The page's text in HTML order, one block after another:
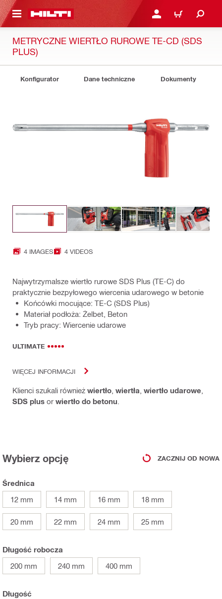
GŁÓWNEJ ZALOGUJ SIĘ LUB
KOSZYK
METRYCZNE WIERTŁO RUROWE TE-CD (SDS
PLUS)
Konfigurator Dane techniczne Dokumenty
4 IMAGES 4 VIDEOS
Najwytrzymalsze wiertło rurowe SDS Plus (TE-C) do
praktycznie bezpyłowego wiercenia udarowego w betonie
Końcówki mocujące: TE-C (SDS Plus)
Materiał podłoża: Żelbet, Beton
Tryb pracy: Wiercenie udarowe
ULTIMATE
WIĘCEJ INFORMACJI
Klienci szukali również wiertło wiertła wiertło udarowe
SDS plus or wiertło do betonu
Wybierz opcję ZACZNIJ OD NOWA
Średnica
12 mm
14 mm 16 mm 18 mm
20 mm 22 mm 24 mm 25 mm
Długość robocza
200 mm
240 mm 400 mm
Długość